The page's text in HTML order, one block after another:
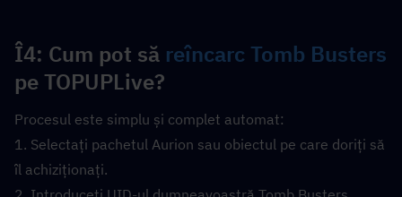
Î4: Cum pot să reîncarc Tomb Busters
pe TOPUPLive?
Procesul este simplu și complet automat:
1. Selectați pachetul Aurion sau obiectul pe care doriți să
îl achiziționați.